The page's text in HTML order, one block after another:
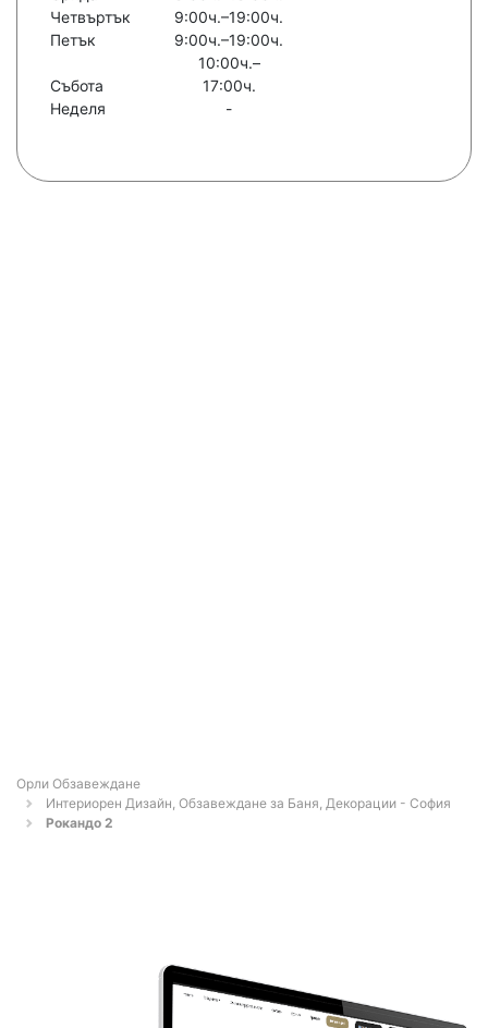
Четвъртък
9:00ч.–19:00ч.
Петък
9:00ч.–19:00ч.
Събота
10:00ч.–
17:00ч.
Неделя
-
Орли Обзавеждане
Интериорен Дизайн, Обзавеждане за Баня, Декорации - София
Рокандо 2